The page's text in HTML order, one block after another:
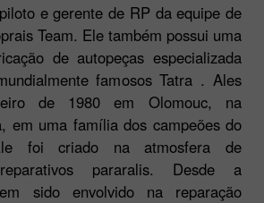
e gerente de RP da equipe de
Team. Ele também possui uma
de autopeças especializada
famosos Tatra . Ales
de 1980 em Olomouc, na
em uma família dos campeões do
foi criado na atmosfera de
pararalis. Desde a
sido envolvido na reparação